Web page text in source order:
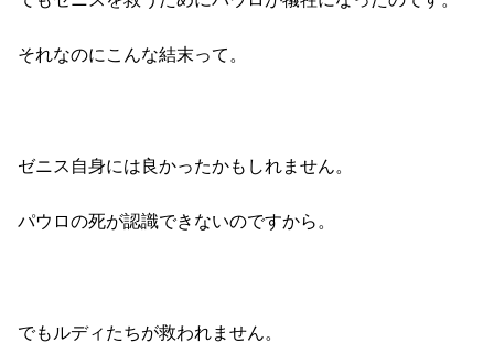
それなのにこんな結末って。
ゼニス自身には良かったかもしれません。
パウロの死が認識できないのですから。
でもルディたちが救われません。